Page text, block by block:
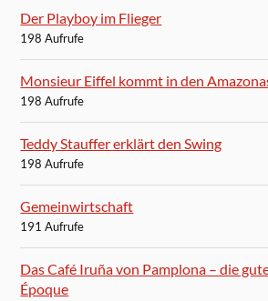
Der Playboy im Flieger
198 Aufrufe
Monsieur Eiffel kommt in den
198 Aufrufe
Teddy Stauffer erklärt den Swing
198 Aufrufe
Gemeinwirtschaft
191 Aufrufe
Das Café Iruña von Pamplona – die
Époque